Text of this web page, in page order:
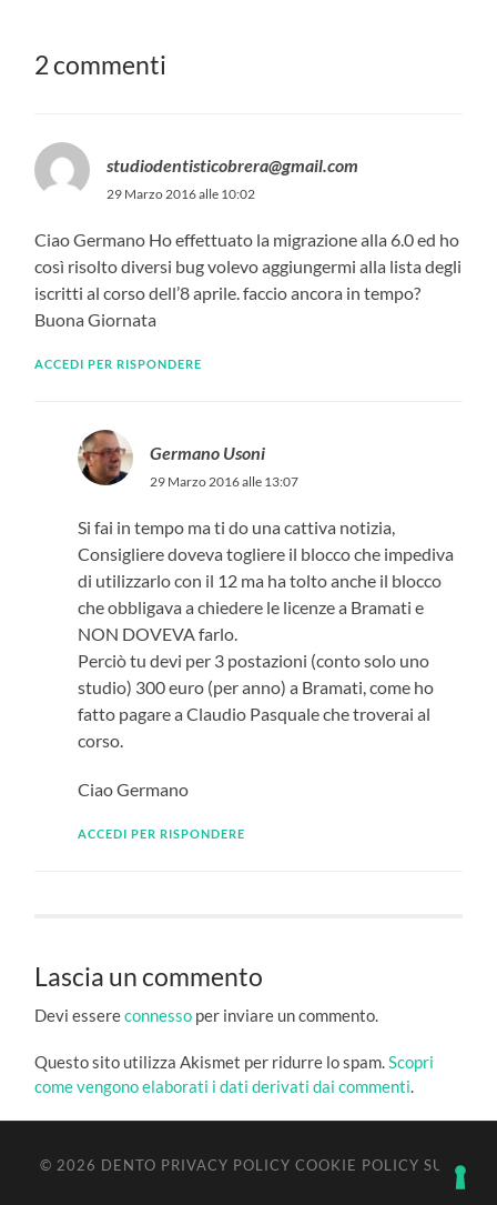
2 commenti
studiodentisticobrera@gmail.com
29 Marzo 2016 alle 10:02
Ciao Germano Ho effettuato la migrazione alla 6.0 ed ho
così risolto diversi bug volevo aggiungermi alla lista degli
iscritti al corso dell’8 aprile. faccio ancora in tempo?
Buona Giornata
ACCEDI PER RISPONDERE
Germano Usoni
29 Marzo 2016 alle 13:07
Si fai in tempo ma ti do una cattiva notizia,
Consigliere doveva togliere il blocco che impediva
di utilizzarlo con il 12 ma ha tolto anche il blocco
che obbligava a chiedere le licenze a Bramati e
NON DOVEVA farlo.
Perciò tu devi per 3 postazioni (conto solo uno
studio) 300 euro (per anno) a Bramati, come ho
fatto pagare a Claudio Pasquale che troverai al
corso.
Ciao Germano
ACCEDI PER RISPONDERE
Lascia un commento
Devi essereconnesso per inviare un commento.
Questo sito utilizza Akismet per ridurre lo spam.Scopri
come vengono elaborati i dati derivati dai commenti.
© 2026 DENTO PRIVACY POLICY COOKIE POLICY SU ↑